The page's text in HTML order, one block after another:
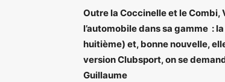
Outre la Coccinelle et le Combi,
l’automobile dans sa gamme :
huitième) et, bonne nouvelle,
version Clubsport, on se
Guillaume